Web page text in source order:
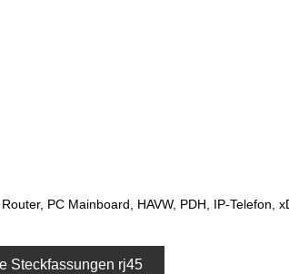
PC Mainboard, HAVW, PDH, IP-Telefon,
Steckfassungen rj45